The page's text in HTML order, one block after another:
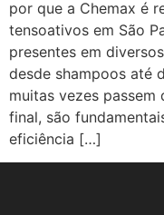
por que a Chemax é
tensoativos em São
presentes em
desde shampoos até
muitas vezes
final, são
eficiência […]